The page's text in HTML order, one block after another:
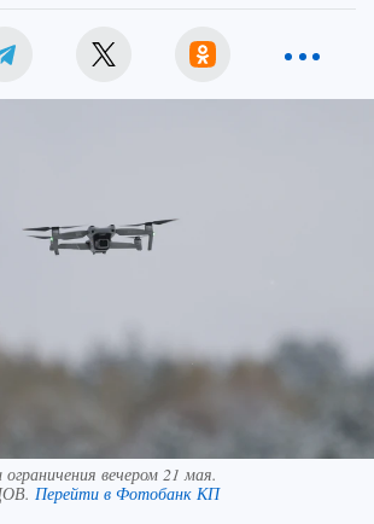
вечером 21 мая.
Перейти в Фотобанк КП